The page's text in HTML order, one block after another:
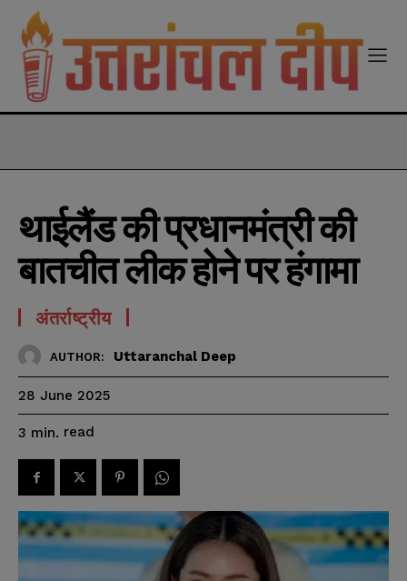
थाईलैंड की प्रधानमंत्री की
बातचीत लीक होने पर हंगामा
अंतर्राष्ट्रीय
AUTHOR: Uttaranchal Deep
28 June 2025
3 min. read